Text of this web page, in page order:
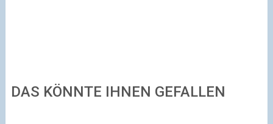
DAS KÖNNTE IHNEN GEFALLEN